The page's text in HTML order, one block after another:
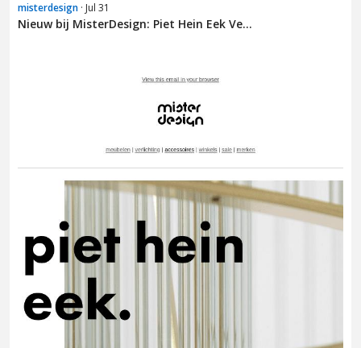
misterdesign · Jul 31
Nieuw bij MisterDesign: Piet Hein Eek Ve...